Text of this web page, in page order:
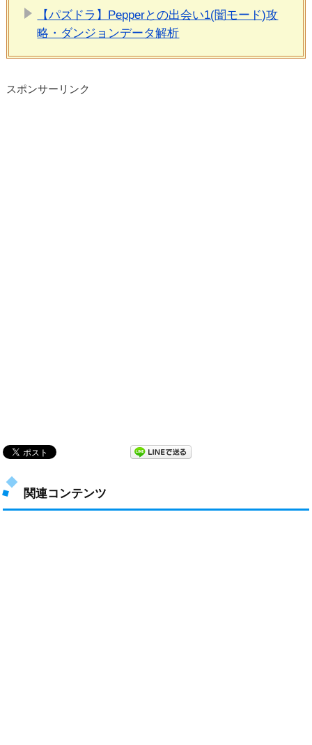
【パズドラ】Pepperとの出会い1(闇モード)攻
略・ダンジョンデータ解析
スポンサーリンク
関連コンテンツ